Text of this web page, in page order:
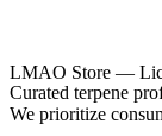
LMAO Store —
Curated terpene
We prioritize